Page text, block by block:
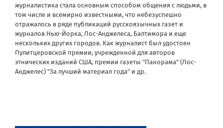
журналистика стала основным способом общения с людьми, в
том числе и всемирно известными, что небезуспешно
отражалось в ряде публикаций русскоязычных газет и
журналов Нью-Йорка, Лос-Анджелеса, Балтимора и еще
нескольких других городов. Как журналист был удостоен
Пулитцеровской премии, учрежденной для авторов
этнических изданий США, премии газеты "Панорама" (Лос-
Анджелес) "За лучший материал года" и др.